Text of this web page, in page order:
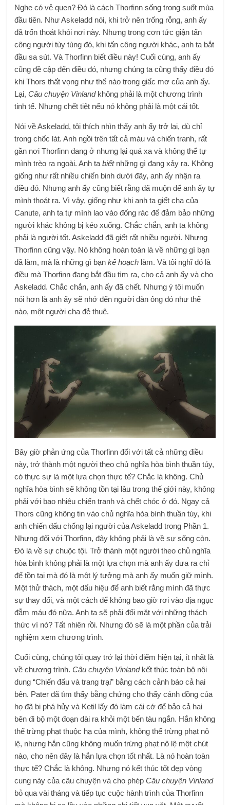
Nghe có vẻ quen? Đó là cách Thorfinn sống trong suốt mùa
đầu tiên. Như Askeladd nói, khi trở nên trống rỗng, anh ấy
đã trốn thoát khỏi nơi này. Nhưng trong cơn tức giận tấn
công người tùy tùng đó, khi tấn công người khác, anh ta bắt
đầu sa sút. Và Thorfinn biết điều này! Cuối cùng, anh ấy
cũng đề cập đến điều đó, nhưng chúng ta cũng thấy điều đó
khi Thors thất vọng như thế nào trong giấc mơ của anh ấy.
Lại,Câu chuyện Vinlandkhông phải là một chương trình
tinh tế. Nhưng chết tiệt nếu nó không phải là một cái tốt.
Nói về Askeladd, tôi thích nhìn thấy anh ấy trở lại, dù chỉ
trong chốc lát. Anh ngồi trên tất cả máu và chiến tranh, rất
gần nơi Thorfinn đang ở nhưng lại quá xa và không thể tự
mình trèo ra ngoài. Anh tabiếtnhững gì đang xảy ra. Không
giống như rất nhiều chiến binh dưới đây, anh ấy nhận ra
điều đó. Nhưng anh ấy cũng biết rằng đã muộn để anh ấy tự
mình thoát ra. Vì vậy, giống như khi anh ta giết cha của
Canute, anh ta tự mình lao vào đống rác để đảm bảo những
người khác không bị kéo xuống. Chắc chắn, anh ta không
phải là người tốt. Askeladd đã giết rất nhiều người. Nhưng
Thorfinn cũng vậy. Nó không hoàn toàn là về những gì bạn
đã làm, mà là những gì bạnkế hoạch làm. Và tôi nghĩ đó là
điều mà Thorfinn đang bắt đầu tìm ra, cho cả anh ấy và cho
Askeladd. Chắc chắn, anh ấy đã chết. Nhưng ý tôi muốn
nói hơn là anh ấy sẽ nhớ đến người đàn ông đó như thế
nào, một người cha đẻ thuê.
Bây giờ phản ứng của Thorfinn đối với tất cả những điều
này, trở thành một người theo chủ nghĩa hòa bình thuần túy,
có thực sự là một lựa chọn thực tế? Chắc là không. Chủ
nghĩa hòa bình sẽ không tồn tại lâu trong thế giới này, không
phải với bao nhiêu chiến tranh và chết chóc ở đó. Ngay cả
Thors cũng không tin vào chủ nghĩa hòa bình thuần túy, khi
anh chiến đấu chống lại người của Askeladd trong Phần 1.
Nhưng đối với Thorfinn, đây không phải là về sự sống còn.
Đó là về sự chuộc tội. Trở thành một người theo chủ nghĩa
hòa bình không phải là một lựa chọn mà anh ấy đưa ra chỉ
để tồn tại mà đó là một lý tưởng mà anh ấy muốn giữ mình.
Một thử thách, một dấu hiệu để anh biết rằng mình đã thực
sự thay đổi, và một cách để không bao giờ rơi vào địa ngục
đẫm máu đó nữa. Anh ta sẽ phải đối mặt với những thách
thức vì nó? Tất nhiên rồi. Nhưng đó sẽ là một phần của trải
nghiệm xem chương trình.
Cuối cùng, chúng tôi quay trở lại thời điểm hiện tại, ít nhất là
về chương trình.Câu chuyện Vinlandkết thúc toàn bộ nội
dung “Chiến đấu và trang trại” bằng cách cảnh báo cả hai
bên. Pater đã tìm thấy bằng chứng cho thấy cánh đồng của
họ đã bị phá hủy và Ketil lấy đó làm cái cớ để bảo cả hai
bên đi bộ một đoạn dài ra khỏi một bến tàu ngắn. Hắn không
thể trừng phạt thuộc hạ của mình, không thể trừng phạt nô
lệ, nhưng hắn cũng không muốn trừng phạt nô lệ một chút
nào, cho nên đây là hắn lựa chọn tốt nhất. Là nó hoàn toàn
thực tế? Chắc là không. Nhưng nó kết thúc tốt đẹp vòng
cung này của câu chuyện và cho phépCâu chuyện Vinland
bỏ qua vài tháng và tiếp tục cuộc hành trình của Thorfinn